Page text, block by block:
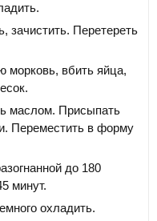
зачистить. Перетереть
морковь, вбить яйца,
маслом. Присыпать
Переместить в форму
до 180
минут.
охладить.